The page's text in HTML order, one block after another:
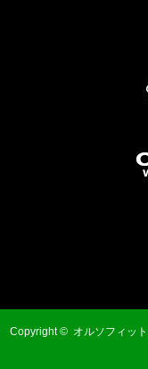
Copyright © オルソフィッ